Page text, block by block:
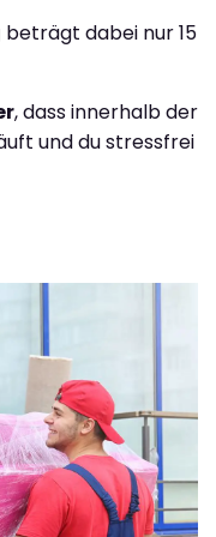
beträgt dabei nur 15
, dass innerhalb der
und du stressfrei